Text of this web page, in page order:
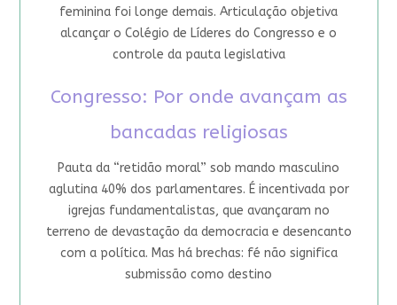
feminina foi longe demais. Articulação objetiva
alcançar o Colégio de Líderes do Congresso e o
controle da pauta legislativa
Congresso: Por onde avançam as
bancadas religiosas
Pauta da “retidão moral” sob mando masculino
aglutina 40% dos parlamentares. É incentivada por
igrejas fundamentalistas, que avançaram no
terreno de devastação da democracia e desencanto
com a política. Mas há brechas: fé não significa
submissão como destino